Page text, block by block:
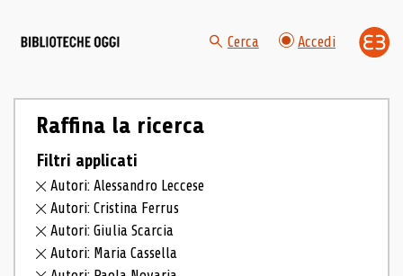
Cerca Accedi
Raffina la ricerca
Filtri applicati
Autori: Alessandro Leccese
Autori: Cristina Ferrus
Autori: Giulia Scarcia
Autori: Maria Cassella